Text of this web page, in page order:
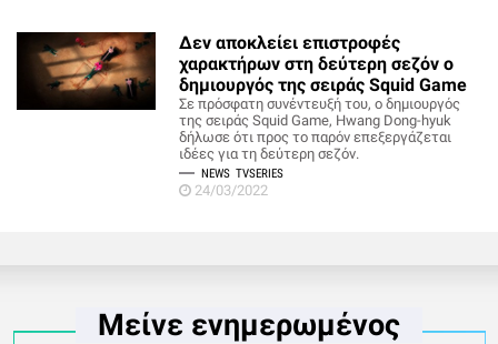
Δεν αποκλείει επιστροφές
χαρακτήρων στη δεύτερη σεζόν ο
δημιουργός της σειράς Squid Game
Σε πρόσφατη συνέντευξή του, ο δημιουργός
της σειράς Squid Game, Hwang Dong-hyuk
δήλωσε ότι προς το παρόν επεξεργάζεται
ιδέες για τη δεύτερη σεζόν.
NEWS TVSERIES
24/03/2022
Μείνε ενημερωμένος